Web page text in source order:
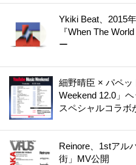
Ykiki Beat、2015
『When The
ー
細野晴臣 × パペッ
Weekend 12.0」
スペシャルコラボ
Reinore、1stアル
街」MV公開